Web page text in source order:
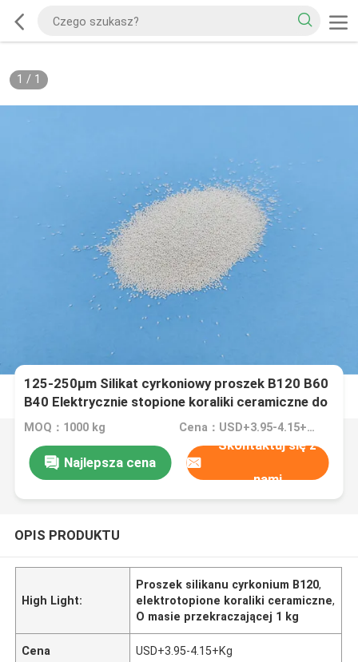
1 / 1
125-250μm Silikat cyrkoniowy proszek B120 B60
B40 Elektrycznie stopione koraliki ceramiczne do
szczelinowania
MOQ：1000 kg Cena：USD+3.95-4.15+Kg
Najlepsza cena
Skontaktuj się z
nami
OPIS PRODUKTU
High Light:
Proszek silikanu cyrkonium B120,
elektrotopione koraliki ceramiczne,
O masie przekraczającej 1 kg
Cena USD+3.95-4.15+Kg